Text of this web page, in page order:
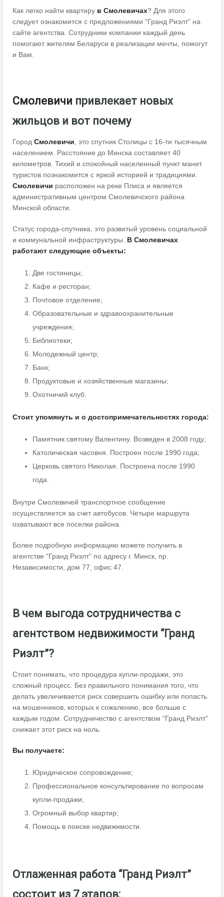
Как легко найти квартиру в Смолевичах? Для этого
следует ознакомится с предложениями “Гранд Риэлт” на
сайте агентства. Сотрудники компании каждый день
помогают жителям Беларуси в реализации мечты, помогут
и Вам.
Смолевичи привлекает новых
жильцов и вот почему
Город Смолевичи , это спутник Столицы с 16-ти тысячным
населением. Расстояние до Минска составляет 40
километров. Тихий и спокойный населенный пункт манит
туристов познакомится с яркой историей и традициями.
Смолевичи расположен на реке Плиса и является
административным центром Смолевичского района
Минской области.
Статус города-спутника, это развитый уровень социальной
и коммунальной инфраструктуры. В Смолевичах
работают следующие объекты:
Две гостиницы;
Кафе и ресторан;
Почтовое отделение;
Образовательные и здравоохранительные
учреждения;
Библиотеки;
Молодежный центр;
Банк;
Продуктовые и хозяйственные магазины;
Охотничий клуб.
Стоит упомянуть и о достопримечательностях города:
Памятник святому Валентину. Возведен в 2008 году;
Католическая часовня. Построен после 1990 года;
Церковь святого Николая. Построена после 1990
года.
Внутри Смолевичей транспортное сообщение
осуществляется за счет автобусов. Четыре маршрута
охватывают все поселки района.
Более подробную информацию можете получить в
агентстве “Гранд Риэлт” по адресу г. Минск, пр.
Независимости, дом 77, офис 47.
В чем выгода сотрудничества с
агентством недвижимости “Гранд
Риэлт”?
Стоит понимать, что процедура купли-продажи, это
сложный процесс. Без правильного понимания того, что
делать увеличивается риск совершить ошибку или попасть
на мошенников, которых к сожалению, все больше с
каждым годом. Сотрудничество с агентством “Гранд Риэлт”
снижает этот риск на ноль.
Вы получаете:
Юридическое сопровождение;
Профессиональное консультирование по вопросам
купли-продажи;
Огромный выбор квартир;
Помощь в поиске недвижимости.
Отлаженная работа “Гранд Риэлт”
состоит из 7 этапов: